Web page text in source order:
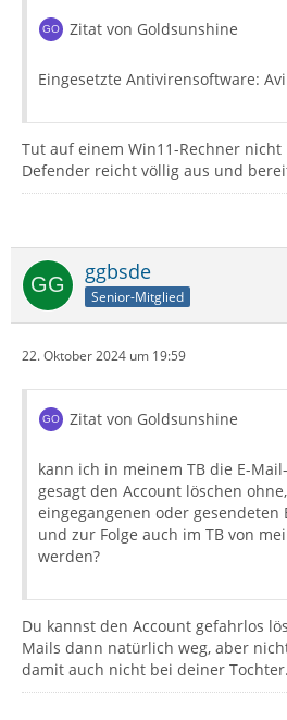
Zitat von Goldsunshine
Eingesetzte Antivirensoftware:
Tut auf einem Win11-Rechner nicht
Defender reicht völlig aus und
ggbsde
Senior-Mitglied
22. Oktober 2024 um 19:59
Zitat von Goldsunshine
kann ich in meinem TB die E-
gesagt den Account löschen
eingegangenen oder gesendeten
und zur Folge auch im TB von
werden?
Du kannst den Account gefahrlos
Mails dann natürlich weg, aber
damit auch nicht bei deiner Tochter.